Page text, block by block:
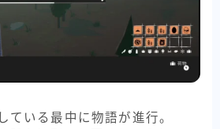
ている最中に物語が進行。